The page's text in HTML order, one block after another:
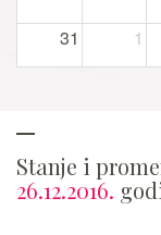
31 1
Stanje i
26.12.2016.